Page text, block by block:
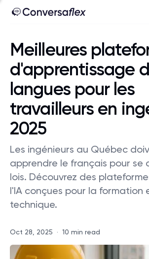
Meilleures
d'apprentissage
langues pour les
travailleurs en
2025
Les ingénieurs au Québec
apprendre le français pour se
lois. Découvrez des
l'IA conçues pour la formation
technique.
Oct 28, 2025 · 10 min read